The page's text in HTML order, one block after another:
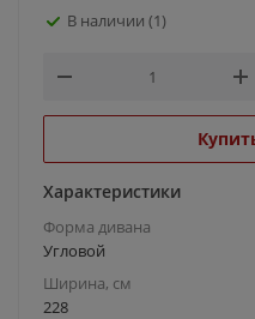
В наличии (1)
Характеристики
Форма дивана
Угловой
Ширина, см
228